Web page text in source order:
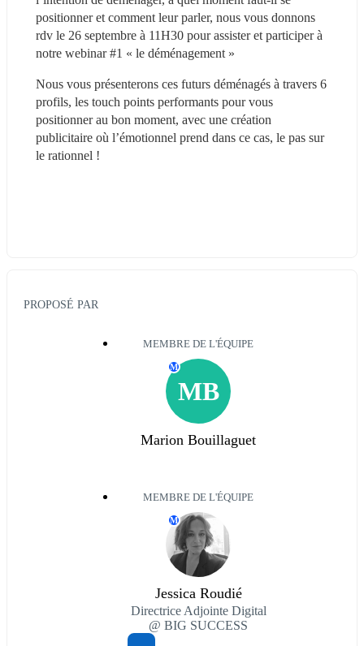
positionner et comment leur parler, nous vous donnons
rdv le 26 septembre à 11H30 pour assister et participer à
notre webinar #1 « le déménagement »
Nous vous présenterons ces futurs déménagés à travers 6
profils, les touch points performants pour vous
positionner au bon moment, avec une création
publicitaire où l’émotionnel prend dans ce cas, le pas sur
le rationnel !
PROPOSÉ PAR
MEMBRE DE L'ÉQUIPE
MB
M
Marion Bouillaguet
MEMBRE DE L'ÉQUIPE
M
Jessica Roudié
Directrice Adjointe Digital
@ BIG SUCCESS